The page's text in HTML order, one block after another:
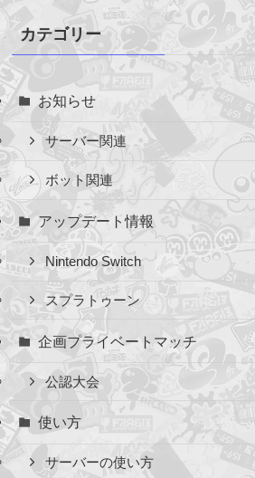
イ
ブ
カテゴリー
お知らせ
サーバー関連
ボット関連
アップデート情報
Nintendo Switch
スプラトゥーン
企画プライベートマッチ
公認大会
使い方
サーバーの使い方